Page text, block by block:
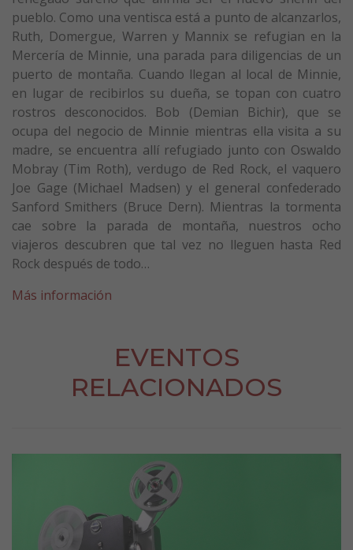
pueblo. Como una ventisca está a punto de alcanzarlos,
Ruth, Domergue, Warren y Mannix se refugian en la
Mercería de Minnie, una parada para diligencias de un
puerto de montaña. Cuando llegan al local de Minnie,
en lugar de recibirlos su dueña, se topan con cuatro
rostros desconocidos. Bob (Demian Bichir), que se
ocupa del negocio de Minnie mientras ella visita a su
madre, se encuentra allí refugiado junto con Oswaldo
Mobray (Tim Roth), verdugo de Red Rock, el vaquero
Joe Gage (Michael Madsen) y el general confederado
Sanford Smithers (Bruce Dern). Mientras la tormenta
cae sobre la parada de montaña, nuestros ocho
viajeros descubren que tal vez no lleguen hasta Red
Rock después de todo…
Más información
EVENTOS
RELACIONADOS